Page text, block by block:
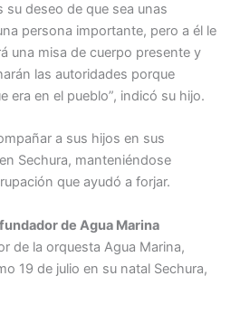
su deseo de que sea unas
persona importante, pero a él le
una misa de cuerpo presente y
las autoridades porque
era en el pueblo”, indicó su hijo.
a sus hijos en sus
Sechura, manteniéndose
que ayudó a forjar.
de Agua Marina
de la orquesta Agua Marina,
19 de julio en su natal Sechura,